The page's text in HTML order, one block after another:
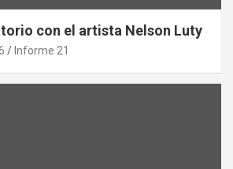
con el artista Nelson Luty
Informe 21